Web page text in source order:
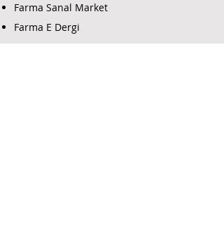
Farma Sanal Market
Farma E Dergi